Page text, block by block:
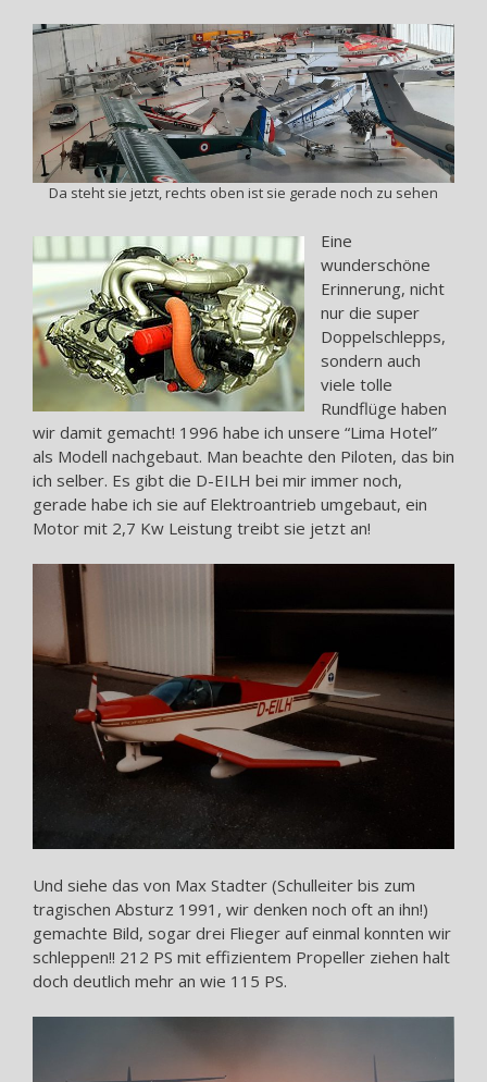
Da steht sie jetzt, rechts oben ist sie gerade noch zu sehen
Eine
wunderschöne
Erinnerung, nicht
nur die super
Doppelschlepps,
sondern auch
viele tolle
Rundflüge haben
wir damit gemacht! 1996 habe ich unsere “Lima Hotel”
als Modell nachgebaut. Man beachte den Piloten, das bin
ich selber. Es gibt die D-EILH bei mir immer noch,
gerade habe ich sie auf Elektroantrieb umgebaut, ein
Motor mit 2,7 Kw Leistung treibt sie jetzt an!
Und siehe das von Max Stadter (Schulleiter bis zum
tragischen Absturz 1991, wir denken noch oft an ihn!)
gemachte Bild, sogar drei Flieger auf einmal konnten wir
schleppen!! 212 PS mit effizientem Propeller ziehen halt
doch deutlich mehr an wie 115 PS.